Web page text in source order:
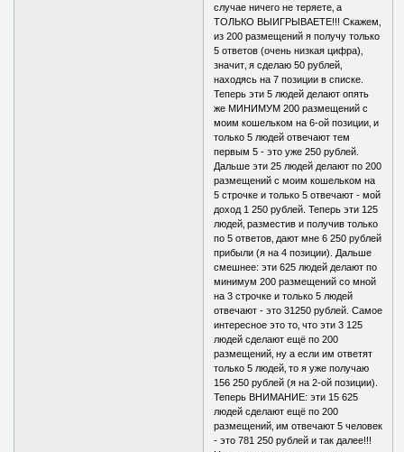
случае ничего не теряете‚ а
ТОЛЬКО ВЫИГРЫВАЕТЕ!!! Скажем‚
из 200 размещений я получу только
5 ответов (очень низкая цифра)‚
значит‚ я сделаю 50 рублей‚
находясь на 7 позиции в списке.
Теперь эти 5 людей делают опять
же МИНИМУМ 200 размещений с
моим кошельком на 6-ой позиции‚ и
только 5 людей отвечают тем
первым 5 - это уже 250 рублей.
Дальше эти 25 людей делают по 200
размещений с моим кошельком на
5 строчке и только 5 отвечают - мой
доход 1 250 рублей. Теперь эти 125
людей‚ разместив и получив только
по 5 ответов‚ дают мне 6 250 рублей
прибыли (я на 4 позиции). Дальше
смешнее: эти 625 людей делают по
минимум 200 размещений со мной
на 3 строчке и только 5 людей
отвечают - это 31250 рублей. Самое
интересное это то‚ что эти 3 125
людей сделают ещё по 200
размещений‚ ну а если им ответят
только 5 людей‚ то я уже получаю
156 250 рублей (я на 2-ой позиции).
Теперь ВНИМАНИЕ: эти 15 625
людей сделают ещё по 200
размещений‚ им отвечают 5 человек
- это 781 250 рублей и так далее!!!